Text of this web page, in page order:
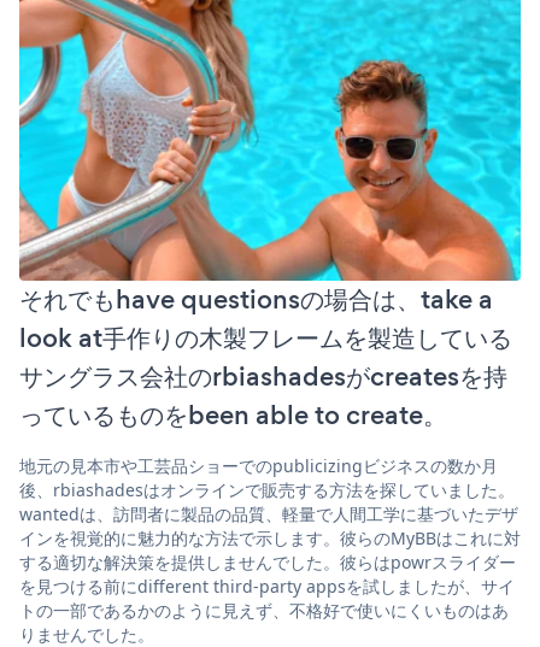
それでもhave questionsの場合は、take a
look at手作りの木製フレームを製造している
サングラス会社のrbiashadesがcreatesを持
っているものをbeen able to create。
地元の見本市や工芸品ショーでのpublicizingビジネスの数か月
後、rbiashadesはオンラインで販売する方法を探していました。
wantedは、訪問者に製品の品質、軽量で人間工学に基づいたデザ
インを視覚的に魅力的な方法で示します。彼らのMyBBはこれに対
する適切な解決策を提供しませんでした。彼らはpowrスライダー
を見つける前にdifferent third-party appsを試しましたが、サイ
トの一部であるかのように見えず、不格好で使いにくいものはあ
りませんでした。